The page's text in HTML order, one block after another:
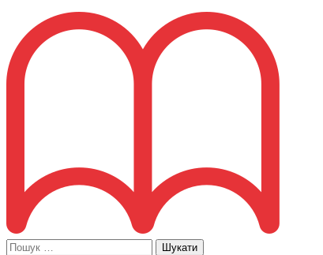
Пошук: